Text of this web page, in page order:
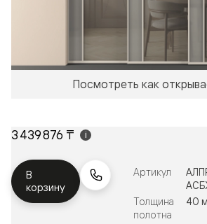
Посмотреть как
3 439 876 ₸ i
В
корзину
Артикул
Толщина
полотна
40